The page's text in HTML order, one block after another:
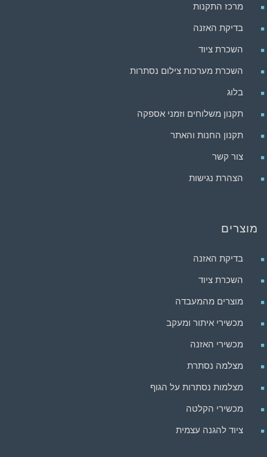
מרכז התקנות
בדיקת האזנה
השכרת ציוד
השכרת מערכות צילום נסתרות
בלוג
תקנון משלוחים וזמני אספקה
תקנון החנות והאתר
צור קשר
הצהרת נגישות
מוצרים
בדיקת האזנה
השכרת ציוד
מוצרים מהמעבדה
מכשירי איתור ומעקב
מכשירי האזנה
מצלמה נסתרת
מצלמות נסתרות על הגוף
מכשירי הקלטה
ציוד להגנה עצמית